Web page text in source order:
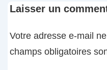
Laisser un
Votre adresse e-mail
champs obligatoires